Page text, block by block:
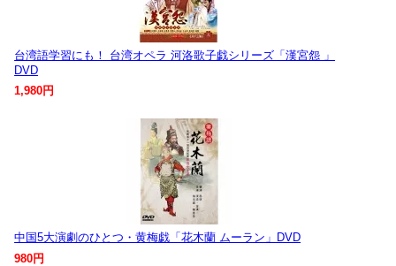
台湾語学習にも！ 台湾オペラ 河洛歌子戯シリーズ「漢宮怨 」
DVD
1,980円
中国5大演劇のひとつ・黄梅戯「花木蘭 ムーラン」DVD
980円